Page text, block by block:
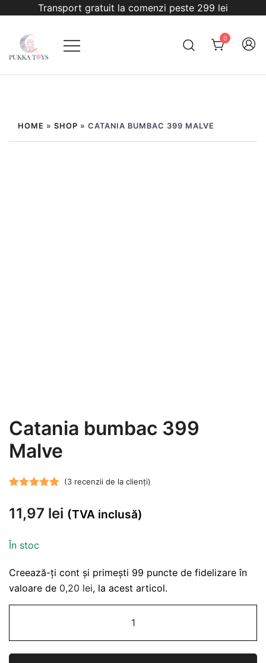
conținut
Transport gratuit la comenzi peste 299 lei
0
HOME » SHOP » CATANIA BUMBAC 399 MALVE
Catania bumbac 399
Malve
5.00
din 5 pe
evaluări de la
(3recenzii de la clienți)
11,97 lei (TVA inclusă)
În stoc
Creează-ți cont și primești 99 puncte de fidelizare în
valoare de 0,20 lei, la acest articol.
Catania
bumbac